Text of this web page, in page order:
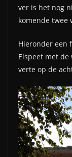
ver is het nog
komende twee
Hieronder een
Elspeet met
verte op de